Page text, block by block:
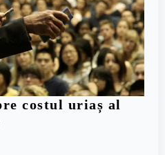
costul uriaș al